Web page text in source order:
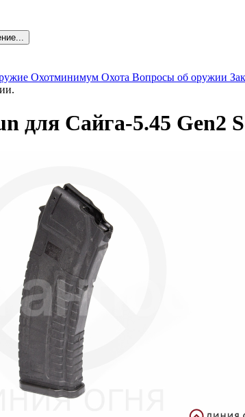
Охотминимум Охота Вопросы об оружии
для Сайга-5.45 Gen2